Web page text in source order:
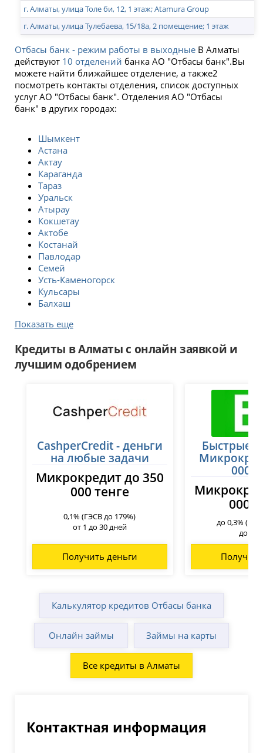
г. Алматы, улица Толе би, 12, 1 этаж; Atamura Group
г. Алматы, улица Тулебаева, 15/18а, 2 помещение; 1 этаж
Отбасы банк - режим работы в выходныеВ Алматы
действуют 10 отделений банка АО "Отбасы банк".Вы
можете найти ближайшее отделение, а также2
посмотреть контакты отделения, список доступных
услуг АО "Отбасы банк". Отделения АО "Отбасы
банк" в других городах:
Шымкент
Астана
Актау
Караганда
Тараз
Уральск
Атырау
Кокшетау
Актобе
Костанай
Павлодар
Семей
Усть-Каменогорск
Кульсары
Балхаш
Показать еще
Кредиты в Алматы с онлайн заявкой и
лучшим одобрением
CashperCredit - деньги
на любые задачи
Микрокредит до 350
000 тенге
0,1% (ГЭСВ до 179%)
от 1 до 30 дней
Получить деньги
Быстрые
000
000
до 0,3%
до 45
Калькулятор кредитов Отбасы банка
Онлайн займы Займы на карты
Все кредиты в Алматы
Контактная информация